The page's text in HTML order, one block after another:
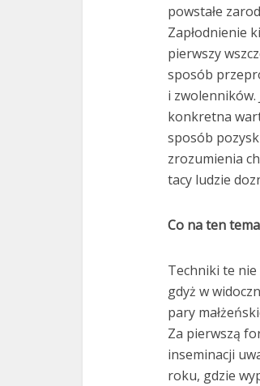
powstałe
Zapłodnienie
pierwszy
sposób
i zwolenników.
konkretna
sposób
zrozumienia
tacy ludzie
Co na ten
Techniki te
gdyż w
pary
Za pierwszą
inseminacji
roku, gdzie